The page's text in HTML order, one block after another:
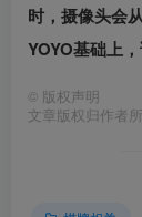
时，摄像头会
YOYO基础上
© 版权声明
文章版权归作者